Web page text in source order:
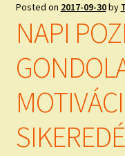
Posted on 2017-09-30by
NAPI